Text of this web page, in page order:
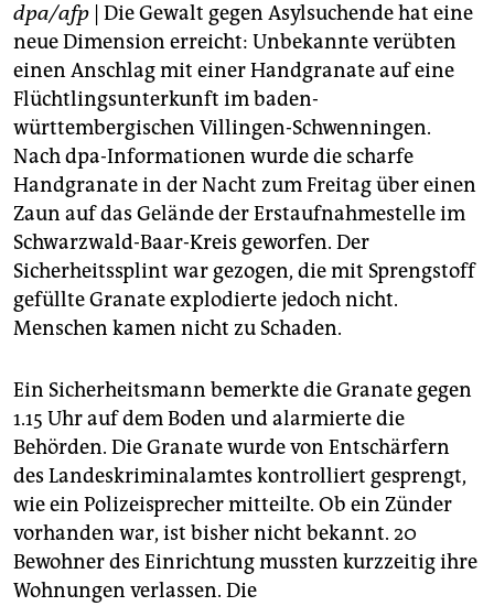
fragen & hilfe
unterstützen
abo
genossenschaft
epaper login
dpa/afp | Die Gewalt gegen Asylsuchende hat eine
neue Dimension erreicht: Unbekannte verübten
einen Anschlag mit einer Handgranate auf eine
Flüchtlingsunterkunft im baden-
württembergischen Villingen-Schwenningen.
Nach dpa-Informationen wurde die scharfe
Handgranate in der Nacht zum Freitag über einen
Zaun auf das Gelände der Erstaufnahmestelle im
Schwarzwald-Baar-Kreis geworfen. Der
Sicherheitssplint war gezogen, die mit Sprengstoff
gefüllte Granate explodierte jedoch nicht.
Menschen kamen nicht zu Schaden.
Ein Sicherheitsmann bemerkte die Granate gegen
1.15 Uhr auf dem Boden und alarmierte die
Behörden. Die Granate wurde von Entschärfern
des Landeskriminalamtes kontrolliert gesprengt,
wie ein Polizeisprecher mitteilte. Ob ein Zünder
vorhanden war, ist bisher nicht bekannt. 20
Bewohner des Einrichtung mussten kurzzeitig ihre
Wohnungen verlassen. Die